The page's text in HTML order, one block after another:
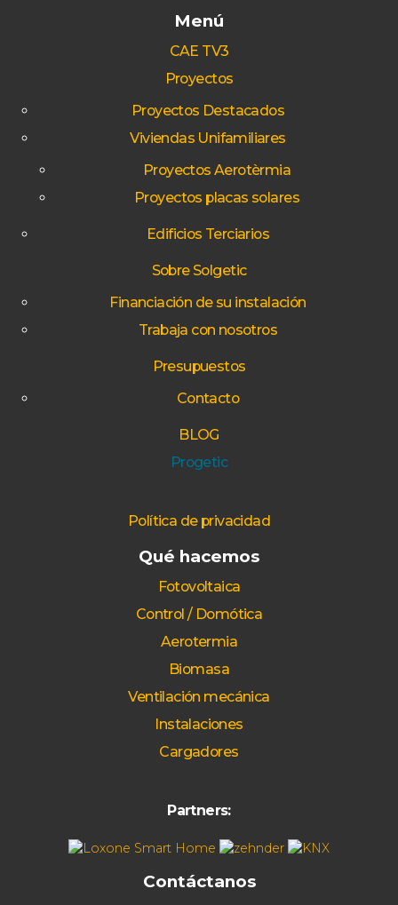
Menú
CAE TV3
Proyectos
Proyectos Destacados
Viviendas Unifamiliares
Proyectos Aerotèrmia
Proyectos placas solares
Edificios Terciarios
Sobre Solgetic
Financiación de su instalación
Trabaja con nosotros
Presupuestos
Contacto
BLOG
Progetic
Política de privacidad
Qué hacemos
Fotovoltaica
Control / Domótica
Aerotermia
Biomasa
Ventilación mecánica
Instalaciones
Cargadores
Partners:
Contáctanos